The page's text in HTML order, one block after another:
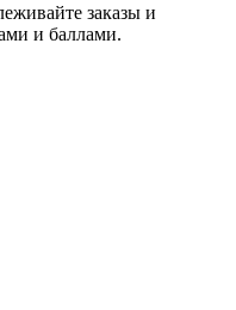
заказы и
и баллами.